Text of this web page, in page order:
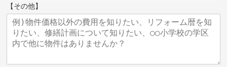
【その他】